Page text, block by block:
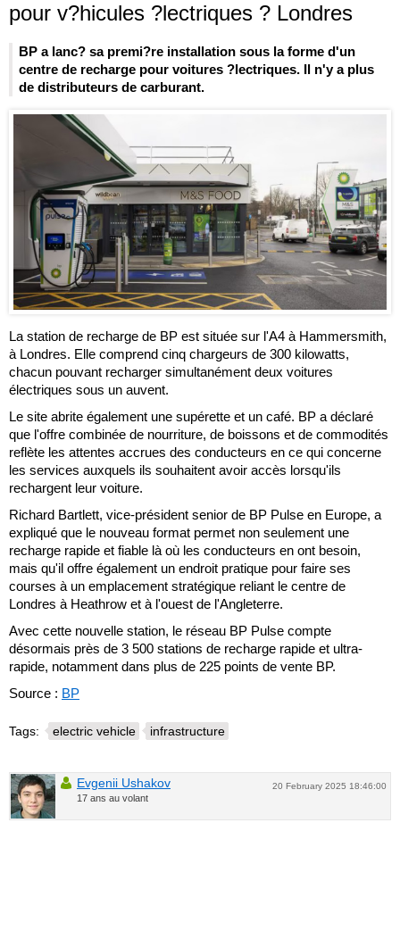
pour v?hicules ?lectriques ? Londres
BP a lanc? sa premi?re installation sous la forme d'un
centre de recharge pour voitures ?lectriques. Il n'y a plus
de distributeurs de carburant.
La station de recharge de BP est située sur l'A4 à Hammersmith,
à Londres. Elle comprend cinq chargeurs de 300 kilowatts,
chacun pouvant recharger simultanément deux voitures
électriques sous un auvent.
Le site abrite également une supérette et un café. BP a déclaré
que l'offre combinée de nourriture, de boissons et de commodités
reflète les attentes accrues des conducteurs en ce qui concerne
les services auxquels ils souhaitent avoir accès lorsqu'ils
rechargent leur voiture.
Richard Bartlett, vice-président senior de BP Pulse en Europe, a
expliqué que le nouveau format permet non seulement une
recharge rapide et fiable là où les conducteurs en ont besoin,
mais qu'il offre également un endroit pratique pour faire ses
courses à un emplacement stratégique reliant le centre de
Londres à Heathrow et à l'ouest de l'Angleterre.
Avec cette nouvelle station, le réseau BP Pulse compte
désormais près de 3 500 stations de recharge rapide et ultra-
rapide, notamment dans plus de 225 points de vente BP.
Source : BP
Tags: electric vehicle infrastructure
20 February 2025 18:46:00
Evgenii Ushakov
17 ans au volant